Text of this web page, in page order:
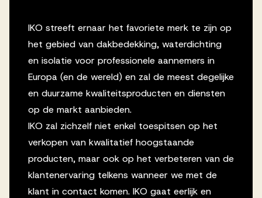
IKO streeft ernaar het favoriete merk te zijn op
het gebied van dakbedekking, waterdichting
en isolatie voor professionele aannemers in
Europa (en de wereld) en zal de meest degelijke
en duurzame kwaliteitsproducten en diensten
op de markt aanbieden.
IKO zal zichzelf niet enkel toespitsen op het
verkopen van kwalitatief hoogstaande
producten, maar ook op het verbeteren van de
klantenervaring telkens wanneer we met de
klant in contact komen. IKO gaat eerlijk en